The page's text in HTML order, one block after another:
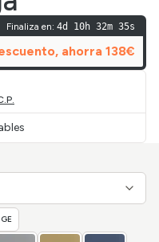
Finaliza en: 4d 10h 32m 35s
, ahorra 138€